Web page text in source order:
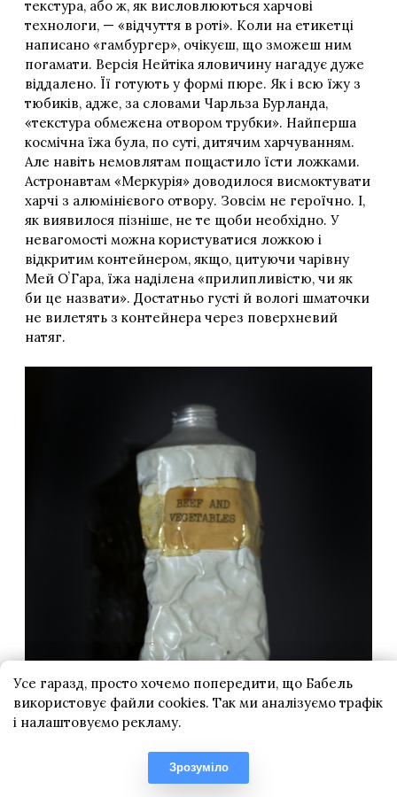
Усе гаразд, просто хочемо попередити, що Бабель
використовує файли cookies. Так ми аналізуємо трафік
і налаштовуємо рекламу.
Зрозуміло